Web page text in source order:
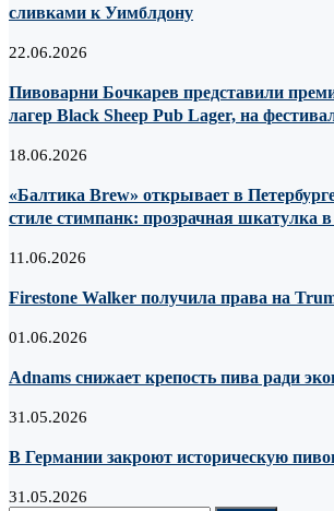
сливками к Уимблдону
22.06.2026
Пивоварни Бочкарев представили
лагер Black Sheep Pub Lager, на
18.06.2026
«Балтика Brew» открывает в
стиле стимпанк: прозрачная шкатулка
11.06.2026
Firestone Walker получила права на
01.06.2026
Adnams снижает крепость пива ради
31.05.2026
В Германии закроют историческую
31.05.2026